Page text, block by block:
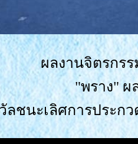
ผลงานจิตรกร
"พราง" ผ
ลชนะเลิศการประก